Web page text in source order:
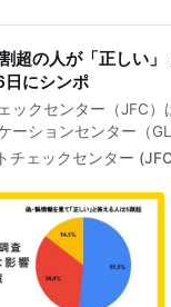
超の人が「正しい
にシンポ
ックセンター（JFC）
ーションセンター（
報について2万人超を
ており、その影響は深
治・メディア・プラッ
を議論するシンポジウ
誤情報は年代問わず
人はいないだろう」
チェックセンター